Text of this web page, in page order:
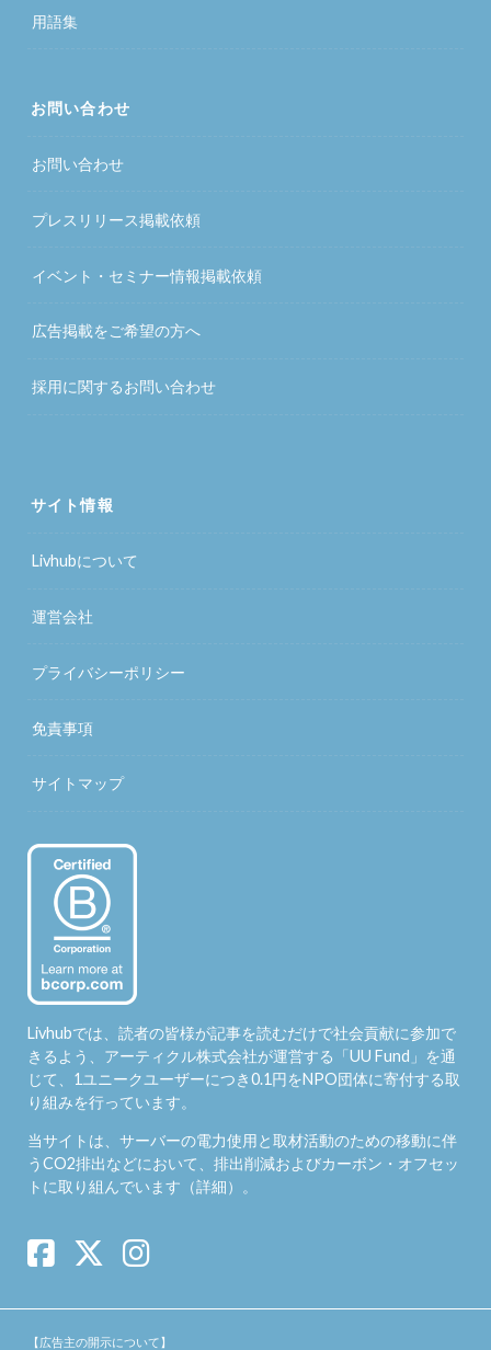
用語集
お問い合わせ
お問い合わせ
プレスリリース掲載依頼
イベント・セミナー情報掲載依頼
広告掲載をご希望の方へ
採用に関するお問い合わせ
サイト情報
Livhubについて
運営会社
プライバシーポリシー
免責事項
サイトマップ
Livhubでは、読者の皆様が記事を読むだけで社会貢献に参加で
きるよう、アーティクル株式会社が運営する「UU Fund 」を通
じて、1ユニークユーザーにつき0.1円をNPO団体に寄付する取
り組みを行っています。
当サイトは、サーバーの電力使用と取材活動のための移動に伴
うCO2排出などにおいて、排出削減およびカーボン・オフセッ
トに取り組んでいます（詳細）。
【広告主の開示について】